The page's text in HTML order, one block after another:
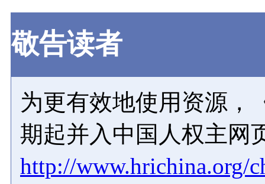
敬告读者
为更有效地使用资源，
期起并入中国人权主网
http://www.hrichina.org/